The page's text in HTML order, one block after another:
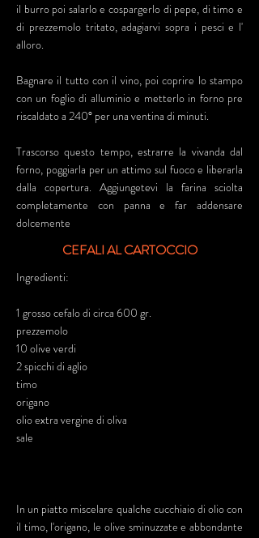
il burro poi salarlo e cospargerlo di pepe, di timo e
di prezzemolo tritato, adagiarvi sopra i pesci e l'
alloro.
Bagnare il tutto con il vino, poi coprire lo stampo
con un foglio di alluminio e metterlo in forno pre
riscaldato a 240° per una ventina di minuti.
Trascorso questo tempo, estrarre la vivanda dal
forno, poggiarla per un attimo sul fuoco e liberarla
dalla copertura. Aggiungetevi la farina sciolta
completamente con panna e far addensare
dolcemente
CEFALI AL CARTOCCIO
Ingredienti:
1 grosso cefalo di circa 600 gr.
prezzemolo
10 olive verdi
2 spicchi di aglio
timo
origano
olio extra vergine di oliva
sale
In un piatto miscelare qualche cucchiaio di olio con
il timo, l'origano, le olive sminuzzate e abbondante